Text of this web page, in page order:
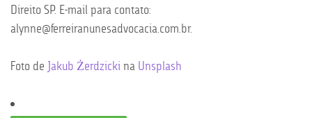
Direito SP. E-mail para contato:
alynne@ferreiranunesadvocacia.com.br.
Foto de Jakub Żerdzicki na Unsplash